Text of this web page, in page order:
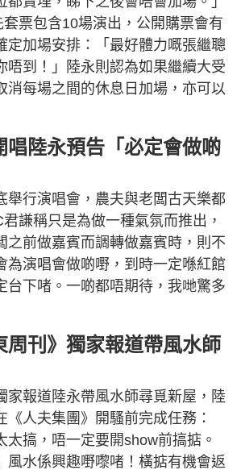
票包含10場演出，公開購票會有
定加場安排：「最好體力嘅張繼聰
唔到！」陸永則認為如果繼續大受
消每場之間的休息日加場，亦可以
唱陸永預告「必定會做啲
舉行演唱會，農夫與老闆古天樂都
謙稱只是為做一種氣氛而推出，
之前做嘉賓而調轉做嘉賓時，則不
為演唱會做啲嘢，到時一定喺紅館
台下啫。一啲都唔期待，我哋驚多
周刊》獨家報道帶風水師
家報道陸永帶風水師尋覓新屋，陸
《人夫集團》開騷前完成任務：
太搞，唔一定要開show前搞掂。
風水係興趣嘢嚟啫！橫掂有機會返